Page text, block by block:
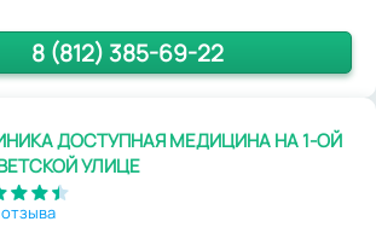
8 (812) 385-69-22
ДОСТУПНАЯ МЕДИЦИНА НА 1-ОЙ
УЛИЦЕ